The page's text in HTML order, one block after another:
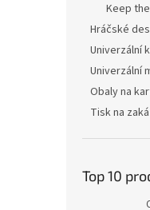
Keep
Hráčské
Univerzální
Univerzální
Obaly na
Tisk na
Top 10